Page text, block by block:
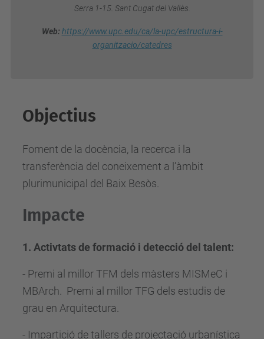
Serra 1-15. Sant Cugat del Vallès.
Web: https://www.upc.edu/ca/la-upc/estructura-i-
organitzacio/catedres
Objectius
Foment de la docència, la recerca i la
transferència del coneixement a l’àmbit
plurimunicipal del Baix Besòs.
Impacte
1. Activtats de formació i detecció del talent:
- Premi al millor TFM dels màsters MISMeC i
MBArch. Premi al millor TFG dels estudis de
grau en Arquitectura.
- Impartició de tallers de projectació urbanística